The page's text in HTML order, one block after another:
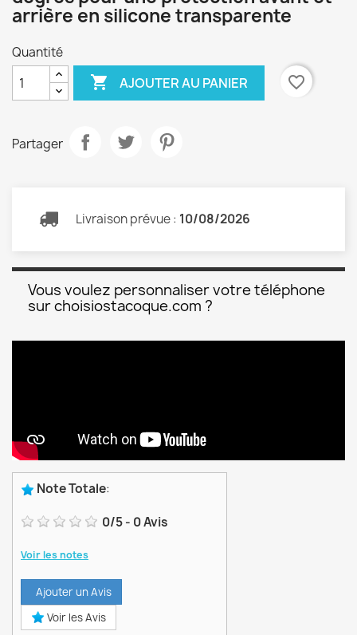
arrière en silicone transparente
Quantité
 AJOUTER AU PANIER favorite_border
Partager
Livraison prévue : 10/08/2026
Vous voulez personnaliser votre téléphone
sur choisiostacoque.com ?
Note Totale:
0/5- 0Avis
Voir les notes
Ajouter un Avis
Voir les Avis